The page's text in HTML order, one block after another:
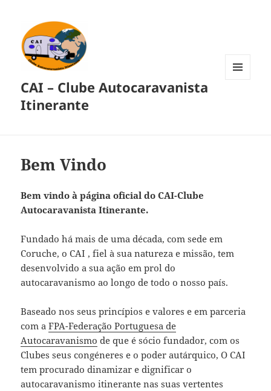
CAI – Clube Autocaravanista
Itinerante
Bem Vindo
Bem vindo à página oficial do CAI-Clube
Autocaravanista Itinerante.
Fundado há mais de uma década, com sede em
Coruche, o CAI , fiel à sua natureza e missão, tem
desenvolvido a sua ação em prol do
autocaravanismo ao longo de todo o nosso país.
Baseado nos seus princípios e valores e em parceria
com aFPA-Federação Portuguesa de
Autocaravanismo de que é sócio fundador, com os
Clubes seus congéneres e o poder autárquico, O CAI
tem procurado dinamizar e dignificar o
autocaravanismo itinerante nas suas vertentes